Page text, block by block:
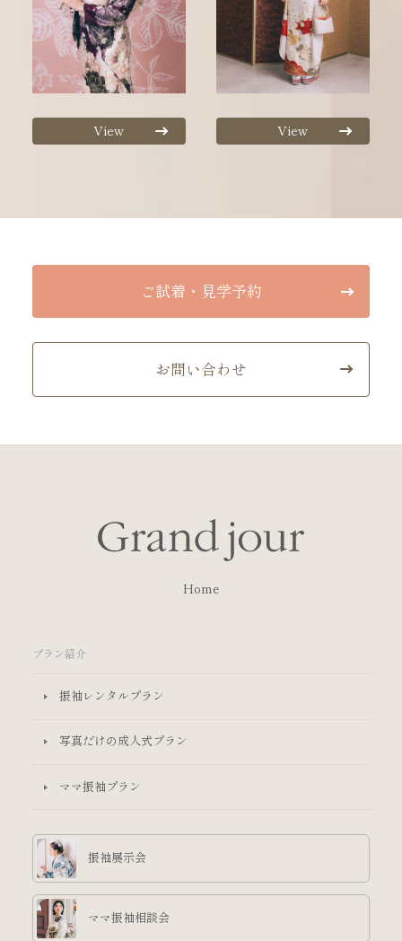
View View
ご試着・見学予約
お問い合わせ
Home
プラン紹介
振袖レンタルプラン
写真だけの成人式プラン
ママ振袖プラン
振袖展示会
ママ振袖相談会